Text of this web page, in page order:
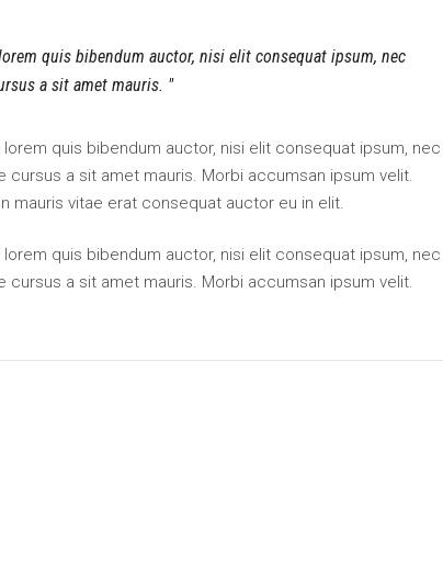
quis bibendum auctor, nisi elit consequat ipsum, nec
a sit amet mauris.
quis bibendum auctor, nisi elit consequat ipsum, nec
a sit amet mauris. Morbi accumsan ipsum velit.
mauris vitae erat consequat auctor eu in elit.
quis bibendum auctor, nisi elit consequat ipsum, nec
a sit amet mauris. Morbi accumsan ipsum velit.